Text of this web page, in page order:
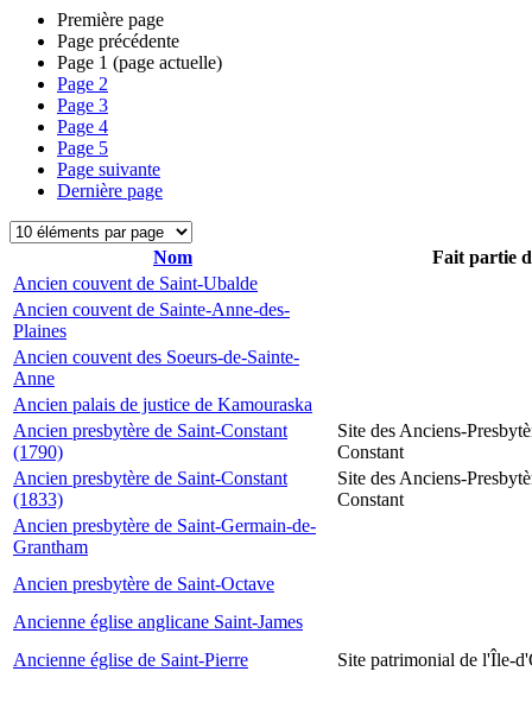
Première page
Page précédente
Page 1 (page actuelle)
Page 2
Page 3
Page 4
Page 5
Page suivante
Dernière page
Nom
Fait partie
Ancien couvent de Saint-Ubalde
Ancien couvent de Sainte-Anne-des-
Plaines
Ancien couvent des Soeurs-de-Sainte-
Anne
Ancien palais de justice de Kamouraska
Ancien presbytère de Saint-Constant
(1790)
Site des Anciens-
Constant
Ancien presbytère de Saint-Constant
(1833)
Site des Anciens-
Constant
Ancien presbytère de Saint-Germain-de-
Grantham
Ancien presbytère de Saint-Octave
Ancienne église anglicane Saint-James
Ancienne église de Saint-Pierre
Site patrimonial de l'Île-